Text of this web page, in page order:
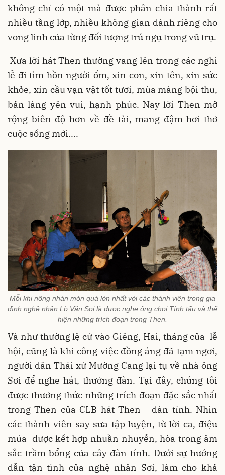
không chỉ có một mà được phân chia thành rất
nhiều tầng lớp, nhiều không gian dành riêng cho
vong linh của từng đối tượng trú ngụ trong vũ trụ.
Xưa lời hát Then thường vang lên trong các nghi
lễ đi tìm hồn người ốm, xin con, xin tên, xin sức
khỏe, xin cầu vạn vật tốt tươi, mùa màng bội thu,
bản làng yên vui, hạnh phúc. Nay lời Then mở
rộng biên độ hơn về đề tài, mang đậm hơi thở
cuộc sống mới....
Mỗi khi nông nhàn món quà lớn nhất với các thành viên trong gia
đình nghệ nhân Lò Văn Sơi là được nghe ông chơi Tính tẩu và thể
hiện những trích đoạn trong Then.
Và như thường lệ cứ vào Giêng, Hai, tháng của lễ
hội, cũng là khi công việc đồng áng đã tạm ngơi,
người dân Thái xứ Mường Cang lại tụ về nhà ông
Sơi để nghe hát, thưởng đàn. Tại đây, chúng tôi
được thưởng thức những trích đoạn đặc sắc nhất
trong Then của CLB hát Then - đàn tính. Nhìn
các thành viên say sưa tập luyện, từ lời ca, điệu
múa được kết hợp nhuần nhuyễn, hòa trong âm
sắc trầm bổng của cây đàn tính. Dưới sự hướng
dẫn tận tình của nghệ nhân Sơi, làm cho khả